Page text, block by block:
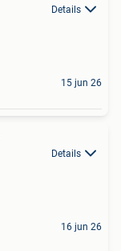
Details
15 jun 26
Details
16 jun 26